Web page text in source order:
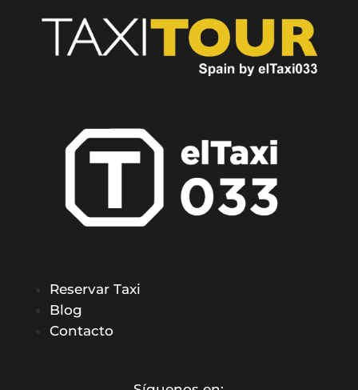
Reservar Taxi
Blog
Contacto